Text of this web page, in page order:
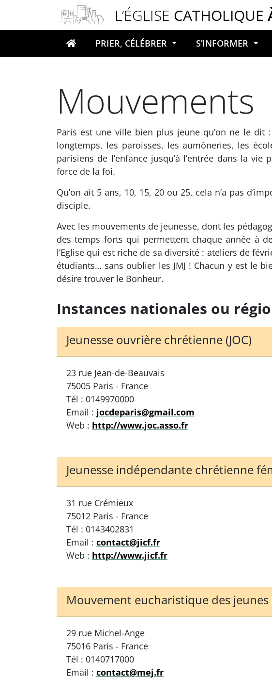
L’ÉGLISE CATHOLIQUE
Votre recherche
PRIER, CÉLÉBRER S’INFORMER
Mouvements
Paris est une ville bien plus jeune qu’on ne le dit
longtemps, les paroisses, les aumôneries, les
parisiens de l’enfance jusqu’à l’entrée dans la
force de la foi.
Qu’on ait 5 ans, 10, 15, 20 ou 25, cela n’a pas
disciple.
Avec les mouvements de jeunesse, dont les
des temps forts qui permettent chaque année à
l’Eglise qui est riche de sa diversité : ateliers de
étudiants… sans oublier les JMJ ! Chacun y est le
désire trouver le Bonheur.
Instances nationales ou
Jeunesse ouvrière chrétienne (JOC)
23 rue Jean-de-Beauvais
75005 Paris - France
Tél : 0149970000
Email : jocdeparis@gmail.com
Web : http://www.joc.asso.fr
Jeunesse indépendante chrétienne
31 rue Crémieux
75012 Paris - France
Tél : 0143402831
Email : contact@jicf.fr
Web : http://www.jicf.fr
Mouvement eucharistique des jeunes
29 rue Michel-Ange
75016 Paris - France
Tél : 0140717000
Email : contact@mej.fr
Panneau de gestion des cookies